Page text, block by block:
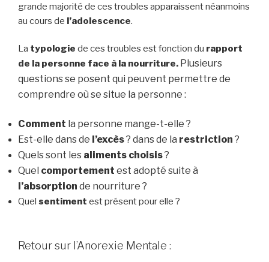
grande majorité de ces troubles apparaissent néanmoins
au cours de l’adolescence.
La typologie de ces troubles est fonction du rapport
de la personne face à la nourriture. Plusieurs
questions se posent qui peuvent permettre de
comprendre où se situe la personne :
Comment la personne mange-t-elle ?
Est-elle dans de l’excès? dans de la restriction ?
Quels sont les aliments choisis?
Quel comportement est adopté suite à
l’absorption de nourriture ?
Quel sentiment est présent pour elle ?
Retour sur l’Anorexie Mentale :